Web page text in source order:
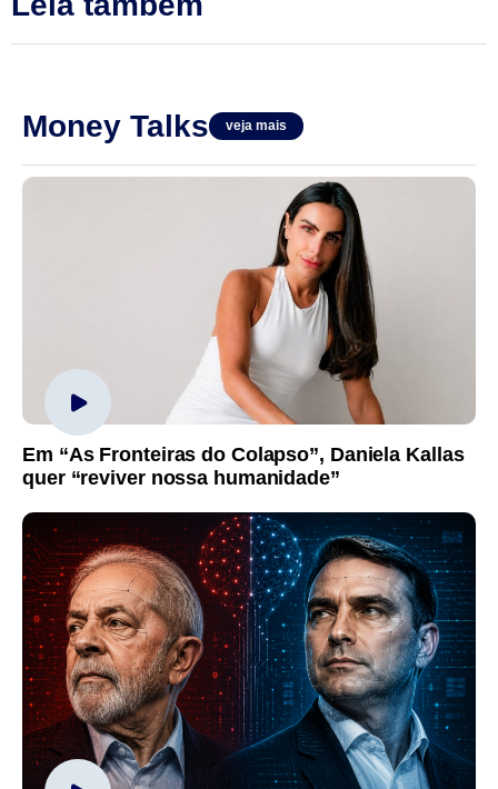
Money Talks veja mais
Em “As Fronteiras do Colapso”, Daniela Kallas
quer “reviver nossa humanidade”